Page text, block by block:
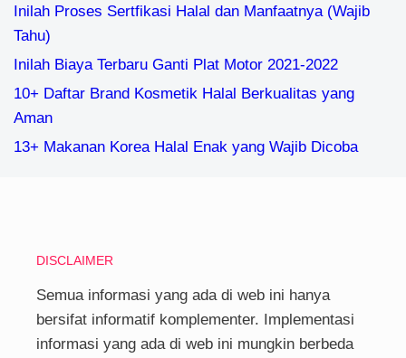
Inilah Proses Sertfikasi Halal dan Manfaatnya (Wajib
Tahu)
Inilah Biaya Terbaru Ganti Plat Motor 2021-2022
10+ Daftar Brand Kosmetik Halal Berkualitas yang
Aman
13+ Makanan Korea Halal Enak yang Wajib Dicoba
DISCLAIMER
Semua informasi yang ada di web ini hanya
bersifat informatif komplementer. Implementasi
informasi yang ada di web ini mungkin berbeda